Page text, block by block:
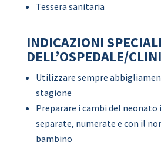
Tessera sanitaria
INDICAZIONI SPECIALI
DELL’OSPEDALE/
Utilizzare sempre
stagione
Preparare i cambi del neonato
separate, numerate e con il
bambino